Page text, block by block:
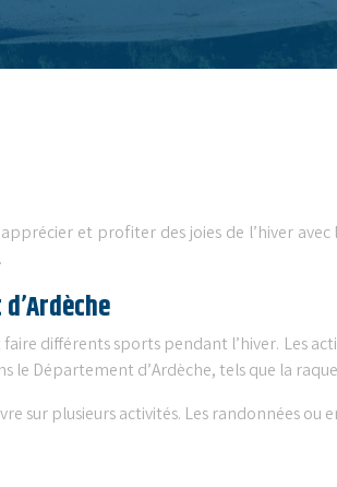
et profiter des joies de l’hiver
différents sports pendant l’hiver. Les
le Département d’Ardèche, tels que la
sur plusieurs activités. Les randonnées ou